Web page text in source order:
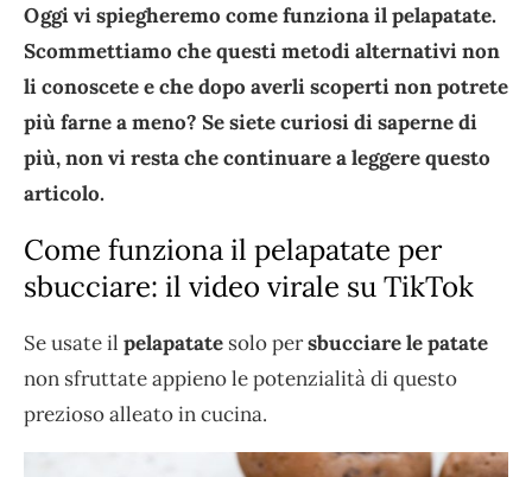
Oggi vi spiegheremo come funziona il pelapatate.
Scommettiamo che questi metodi alternativi non
li conoscete e che dopo averli scoperti non potrete
più farne a meno? Se siete curiosi di saperne di
più, non vi resta che continuare a leggere questo
articolo.
Come funziona il pelapatate per
sbucciare: il video virale su TikTok
Se usate il pelapatate solo persbucciare le patate
non sfruttate appieno le potenzialità di questo
prezioso alleato in cucina.